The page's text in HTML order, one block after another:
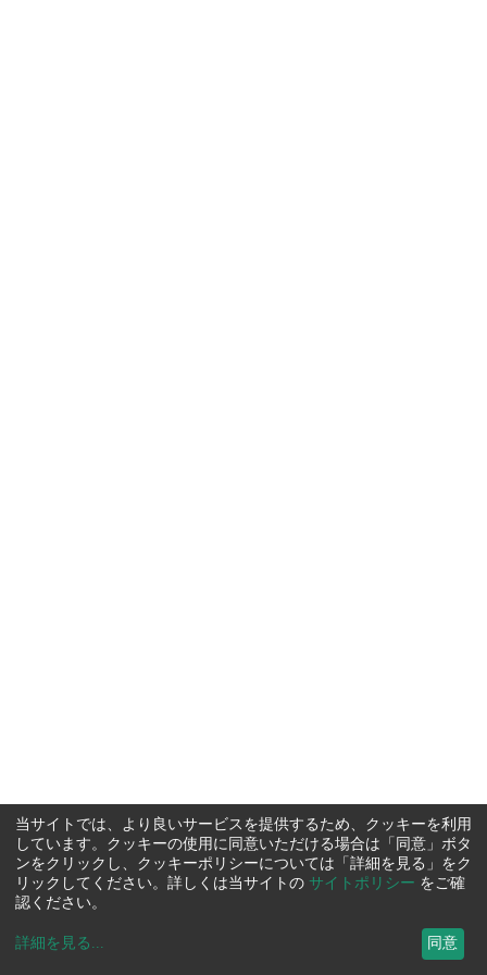
当サイトでは、より良いサービスを提供するため、クッキーを利用
しています。クッキーの使用に同意いただける場合は「同意」ボタ
ンをクリックし、クッキーポリシーについては「詳細を見る」をク
リックしてください。詳しくは当サイトの サイトポリシー をご確
認ください。
詳細を見る ... 同意